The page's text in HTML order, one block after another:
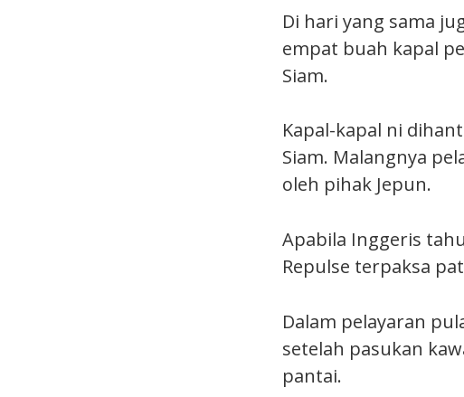
Di hari yang sama
empat buah kapal
Siam.
Kapal-kapal ni
Siam. Malangnya
oleh pihak Jepun.
Apabila Inggeris
Repulse terpaksa
Dalam pelayaran
setelah pasukan
pantai.